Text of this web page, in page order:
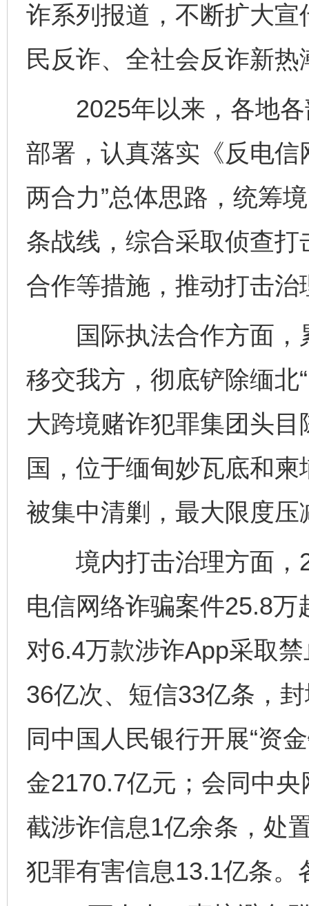
诈系列报道，不断扩大
民反诈、全社会反诈新热
2025年以来，各地各
部署，认真落实《反电信
两合力”总体思路，统筹
条战线，综合采取侦查
合作等措施，推动打击
国际执法合作方面，
移交我方，彻底铲除缅北
大跨境赌诈犯罪集团头
国，位于缅甸妙瓦底和
被集中清剿，最大限度
境内打击治理方面，
电信网络诈骗案件25.8
对6.4万款涉诈App采取
36亿次、短信33亿条，
同中国人民银行开展“资
金2170.7亿元；会同中
截涉诈信息1亿余条，处
犯罪有害信息13.1亿条